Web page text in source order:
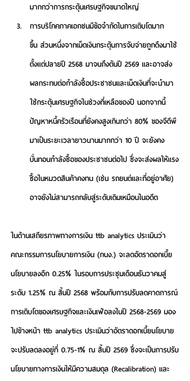
มากกว่าการกระตุ้นเศรษฐกิจขนาดใหญ่
การบริโภคภาคเอกชนมีข้อจำกัดในการเติบโตมาก
ขึ้น ส่วนหนึ่งจากเม็ดเงินกระตุ้นการจับจ่ายถูกดึงมาใช้
ตั้งแต่ปลายปี 2568 มาจนถึงต้นปี 2569 และอาจส่ง
ผลกระทบต่อกำลังซื้อประชาชนและเม็ดเงินที่จะนำมา
ใช้กระตุ้นเศรษฐกิจในช่วงที่เหลือของปี นอกจากนี้
ปัญหาหนี้ครัวเรือนที่ยังคงสูงเกินกว่า 80% ของจีดีพี
มาเป็นระยะเวลายาวนานมากกว่า 10 ปี จะยังคง
บั่นทอนกำลังซื้อของประชาชนต่อไป ซึ่งจะส่งผลให้แรง
ซื้อในหมวดสินค้าคงทน (เช่น รถยนต์และที่อยู่อาศัย)
อาจยังไม่สามารถกลับสู่ระดับเดิมเหมือนในอดีต
ในด้านเสถียรภาพทางการเงิน ttb analytics ประเมินว่า
คณะกรรมการนโยบายการเงิน (กนง.) จะลดอัตราดอกเบี้ย
นโยบายลงอีก 0.25% ในรอบการประชุมเดือนธันวาคมสู่
ระดับ 1.25% ณ สิ้นปี 2568 พร้อมกับการปรับลดคาดการณ์
การเติบโตของเศรษฐกิจและเงินเฟ้อลงในปี 2568-2569 มอง
ไปข้างหน้า ttb analytics ประเมินว่าอัตราดอกเบี้ยนโยบาย
จะปรับลดลงอยู่ที่ 0.75-1% ณ สิ้นปี 2569 ซึ่งจะเป็นการปรับ
นโยบายทางการเงินให้มีความสมดุล (Recalibration) และ